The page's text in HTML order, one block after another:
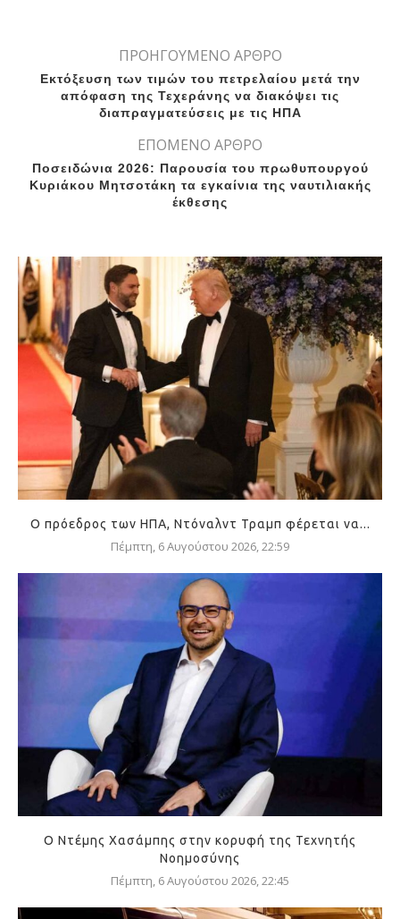
ΠΡΟΗΓΟΥΜΕΝΟ ΑΡΘΡΟ
Εκτόξευση των τιμών του πετρελαίου μετά την
απόφαση της Τεχεράνης να διακόψει τις
διαπραγματεύσεις με τις ΗΠΑ
ΕΠΟΜΕΝΟ ΑΡΘΡΟ
Ποσειδώνια 2026: Παρουσία του πρωθυπουργού
Κυριάκου Μητσοτάκη τα εγκαίνια της ναυτιλιακής
έκθεσης
Ο πρόεδρος των ΗΠΑ, Ντόναλντ Τραμπ φέρεται να...
Πέμπτη, 6 Αυγούστου 2026, 22:59
Ο Ντέμης Χασάμπης στην κορυφή της Τεχνητής
Νοημοσύνης
Πέμπτη, 6 Αυγούστου 2026, 22:45